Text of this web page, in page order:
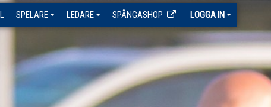
SPELARE LEDARE SPÅNGASHOP LOGGA IN